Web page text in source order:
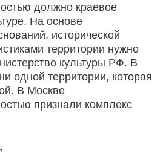
должно краевое
На основе
исторической
территории нужно
культуры РФ. В
одной территории, которая
В Москве
признали комплекс